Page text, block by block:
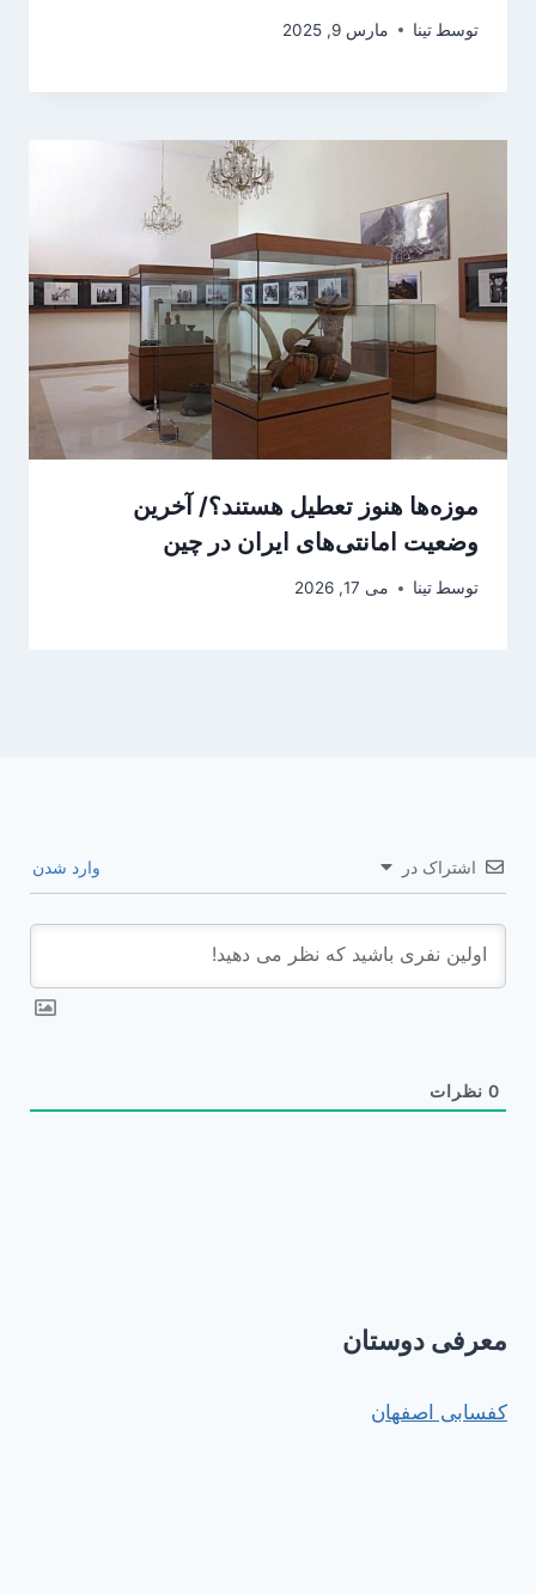
توسط تینا مارس 9, 2025
موزه‌ها هنوز تعطیل هستند؟/ آخرین
وضعیت امانتی‌های ایران در چین
توسط تینا می 17, 2026
اشتراک در وارد شدن
0 نظرات
معرفی دوستان
کفسابی اصفهان